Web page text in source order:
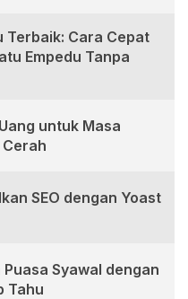
Terbaik: Cara Cepat
Empedu Tanpa
untuk Masa
SEO dengan Yoast
Syawal dengan
Tahu